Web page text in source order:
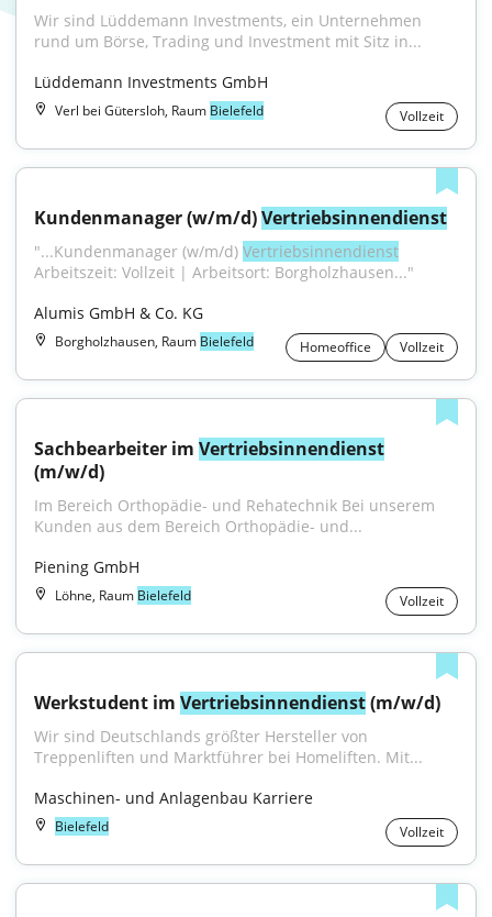
Wir sind Lüddemann Investments, ein Unternehmen
rund um Börse, Trading und Investment mit Sitz in...
Lüddemann Investments GmbH
Verl bei Gütersloh, Raum Bielefeld Vollzeit
Kundenmanager (w/m/d) Vertriebsinnendienst
"...Kundenmanager (w/m/d) Vertriebsinnendienst
Arbeitszeit: Vollzeit | Arbeitsort: Borgholzhausen..."
Alumis GmbH & Co. KG
Borgholzhausen, Raum Bielefeld Homeoffice Vollzeit
Sachbearbeiter im Vertriebsinnendienst
(m/w/d)
Im Bereich Orthopädie- und Rehatechnik Bei unserem
Kunden aus dem Bereich Orthopädie- und...
Piening GmbH
Löhne, Raum Bielefeld Vollzeit
Werkstudent im Vertriebsinnendienst (m/w/d)
Wir sind Deutschlands größter Hersteller von
Treppenliften und Marktführer bei Homeliften. Mit...
Maschinen- und Anlagenbau Karriere
Bielefeld Vollzeit